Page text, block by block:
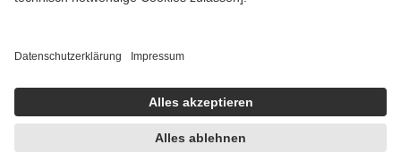
getroffen, um sicherzustellen, dass es sich um echte Bewertungen
https://help.etrusted.com/hc/de/articles/4419944605341
Einige Bilder und Inhalte wurden unter Zuhilfenahme künstlicher